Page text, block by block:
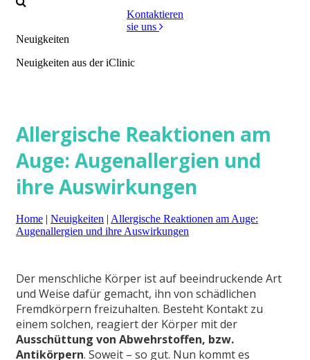
Kontaktieren
sie uns
Neuigkeiten
Neuigkeiten aus der iClinic
Allergische Reaktionen am
Auge: Augenallergien und
ihre Auswirkungen
Home | Neuigkeiten | Allergische Reaktionen am Auge:
Augenallergien und ihre Auswirkungen
Der menschliche Körper ist auf beeindruckende Art
und Weise dafür gemacht, ihn von schädlichen
Fremdkörpern freizuhalten. Besteht Kontakt zu
einem solchen, reagiert der Körper mit der
Ausschüttung von Abwehrstoffen, bzw.
Antikörpern. Soweit – so gut. Nun kommt es